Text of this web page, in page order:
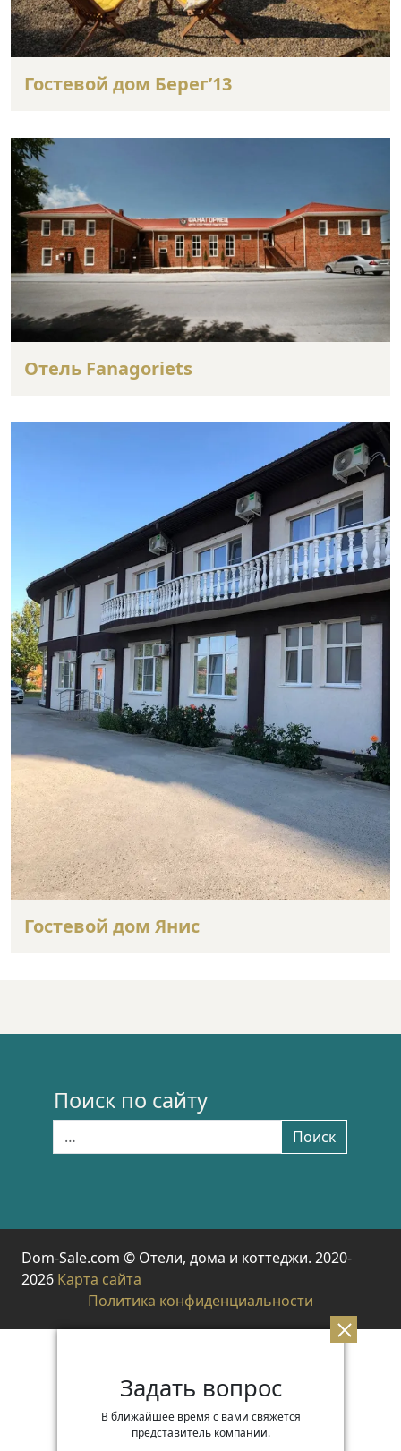
Гостевой дом Берег’13
Отель Fanagoriets
Гостевой дом Янис
Поиск по сайту
Поиск
Dom-Sale.com © Отели, дома и коттеджи. 2020-
2026 Карта сайта
Политика конфиденциальности
Задать вопрос
В ближайшее время с вами свяжется
представитель компании.